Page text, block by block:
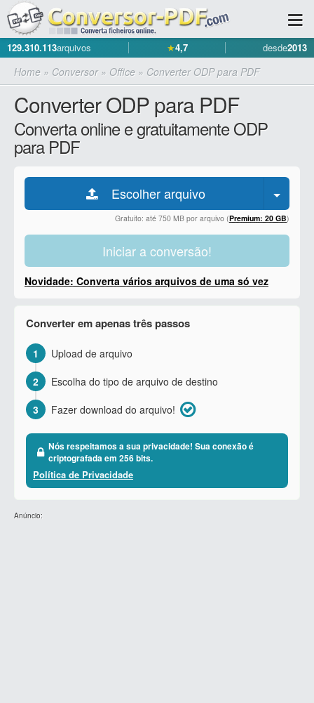
129.310.113arquivos ★4,7 desde2013
Home » Conversor» Office » Converter ODP para PDF
Converter ODP para PDF
Converta online e gratuitamente ODP
para PDF
Escolher arquivo
Gratuito: até 750 MB por arquivo (Premium: 20 GB)
Iniciar a conversão!
Novidade: Converta vários arquivos de uma só vez
Converter em apenas três passos
1
Upload de arquivo
2
Escolha do tipo de arquivo de destino
3
Fazer download do arquivo!
Nós respeitamos a sua privacidade! Sua conexão é
criptografada em 256 bits.
Política de Privacidade
Anúncio: